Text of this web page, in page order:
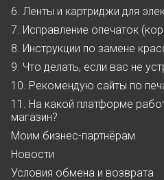
6. Ленты и картриджи для
7. Исправление опечаток
8. Инструкции по замене
9. Что делать, если вас не
10. Рекомендую сайты по
11. На какой платформе
магазин?
Моим бизнес-партнёрам
Новости
Условия обмена и возврата